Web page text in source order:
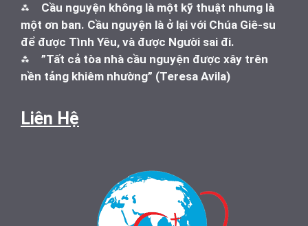
⁂ Cầu nguyện không là một kỹ thuật nhưng là
một ơn ban. Cầu nguyện là ở lại với Chúa Giê-su
để được Tình Yêu, và được Người sai đi.
⁂ ”Tất cả tòa nhà cầu nguyện được xây trên
nền tảng khiêm nhường” (Teresa Avila)
Liên Hệ